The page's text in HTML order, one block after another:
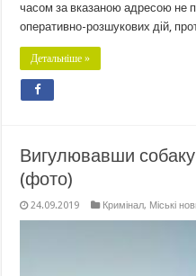
часом за вказаною адресою не
оперативно-розшукових дій,
Детальніше »
Вигулювавши
(фото)
24.09.2019 Кримінал, Міські